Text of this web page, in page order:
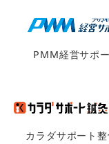
PMM経営サポ
カラダサポート